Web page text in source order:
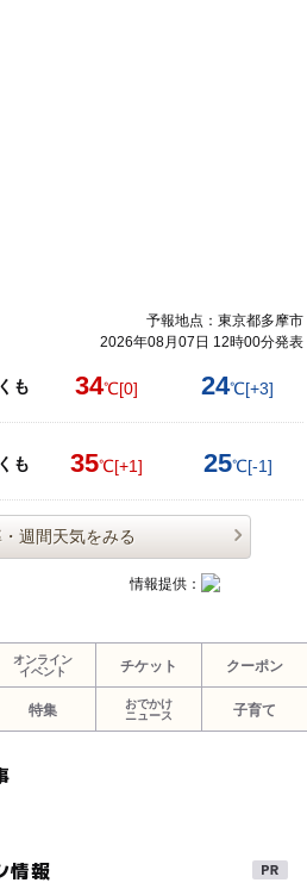
予報地点：東京都多摩市
2026年08月07日 12時00分発表
も
34℃[0] 24℃[+3]
も
35℃[+1] 25℃[-1]
週間天気をみる
情報提供：
オンライン
イベント
チケット クーポン
特集
おでかけ
ニュース
子育て
情報